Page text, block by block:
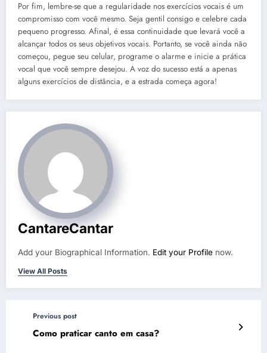
Por fim, lembre-se que a regularidade nos exercícios vocais é um
compromisso com você mesmo. Seja gentil consigo e celebre cada
pequeno progresso. Afinal, é essa continuidade que levará você a
alcançar todos os seus objetivos vocais. Portanto, se você ainda não
começou, pegue seu celular, programe o alarme e inicie a prática
vocal que você sempre desejou. A voz do sucesso está a apenas
alguns exercícios de distância, e a estrada começa agora!
CantareCantar
Add your Biographical Information. Edit your Profile now.
View All Posts
Previous post
Como praticar canto em casa?